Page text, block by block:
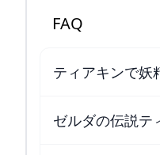
FAQ
ティアキンで妖
ゼルダの伝説テ